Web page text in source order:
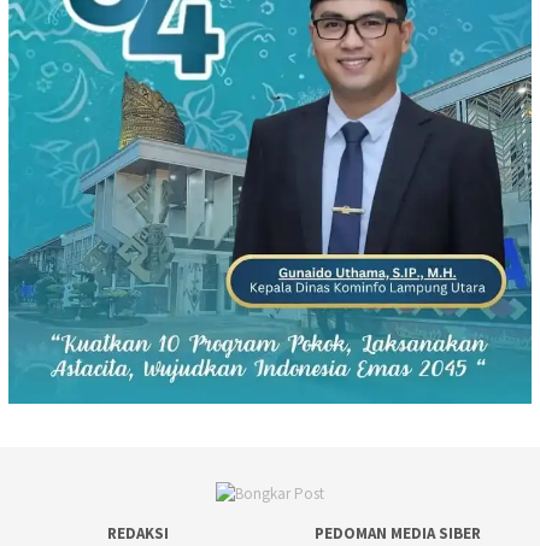
REDAKSI PEDOMAN MEDIA SIBER